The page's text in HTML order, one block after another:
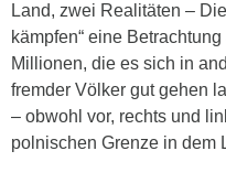
Land, zwei Realitäten –
kämpfen“ eine
Millionen, die es sich in
fremder Völker gut gehen
– obwohl vor, rechts und
polnischen Grenze in dem